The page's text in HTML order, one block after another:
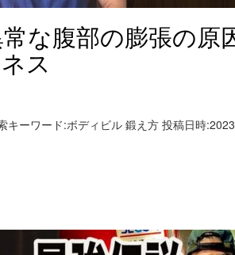
な腹部の膨張の原
ス
ーワード:ボディビル 鍛え方 投稿日時